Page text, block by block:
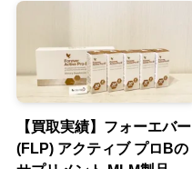
【買取実績】フォーエバー
(FLP) アクティブ プロBの